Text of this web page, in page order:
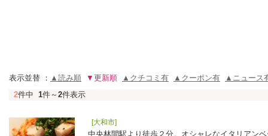
表示並替 ： ▲読み順 ▼更新順 ▲クチコミ有 ▲クーポン有
▲ニュース
2件中 1件～ 2件表示
[大和市]
中央林間駅より徒歩２分。オシャレなイタリアン